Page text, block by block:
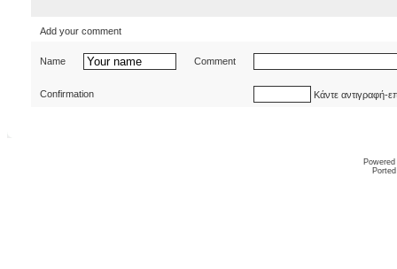
Add your comment
Name Comment
Confirmation Κάντε αντιγραφή-